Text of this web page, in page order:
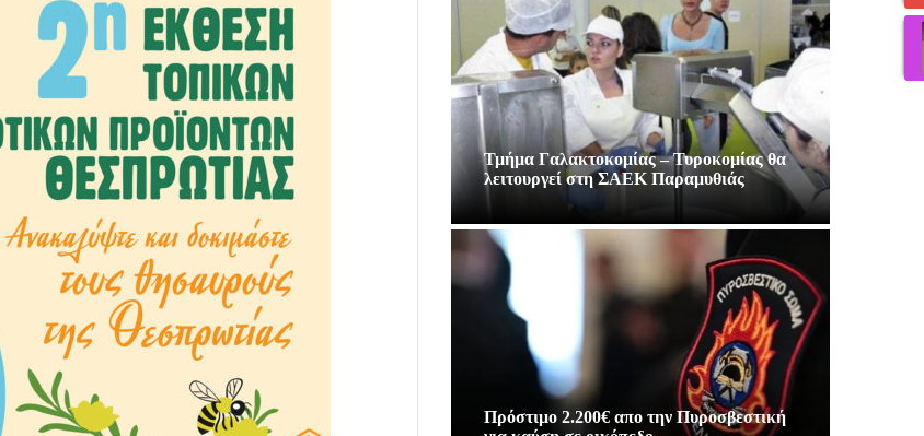
Τμήμα Γαλακτοκομίας – Τυροκομίας θα
λειτουργεί στη ΣΑΕΚ Παραμυθιάς
Πρόστιμο 2.200€ απο την Πυροσβεστική